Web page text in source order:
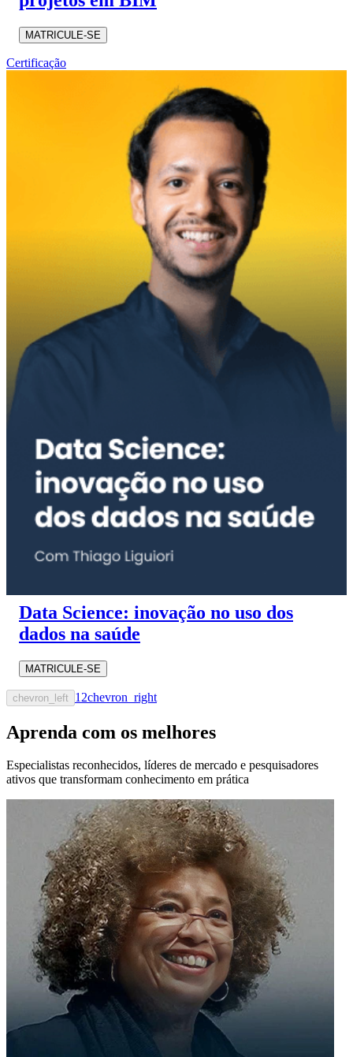
MATRICULE-SE
Certificação
Data Science: inovação no uso dos
dados na saúde
MATRICULE-SE
chevron_left 1 2chevron_right
Aprenda com os melhores
Especialistas reconhecidos, líderes de mercado e pesquisadores
ativos que transformam conhecimento em prática